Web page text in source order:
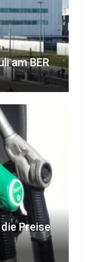
am BER
Preise